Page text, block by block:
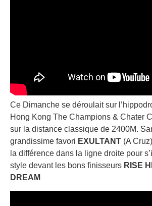
Ce Dimanche se déroulait sur
Hong Kong The Champions & Chater
sur la distance classique de 2400M.
grandissime favori EXULTANT (A
la différence dans la ligne droite pour
style devant les bons finisseurs RISE
DREAM